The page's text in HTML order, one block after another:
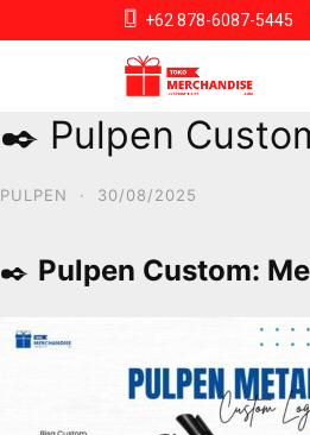
+62 878-6087-5445
✒️ Pulpen
PULPEN · 30/08/2025
✒️ Pulpen Custom: